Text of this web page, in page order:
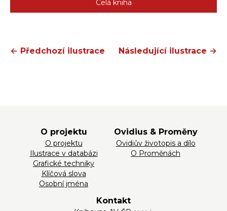
Celá kniha
← Předchozí ilustrace Následující ilustrace →
O projektu
O projektu
Ilustrace v databázi
Grafické techniky
Klíčová slova
Osobní jména
Ovidius & Proměny
Ovidiův životopis a dílo
O Proměnách
Kontakt